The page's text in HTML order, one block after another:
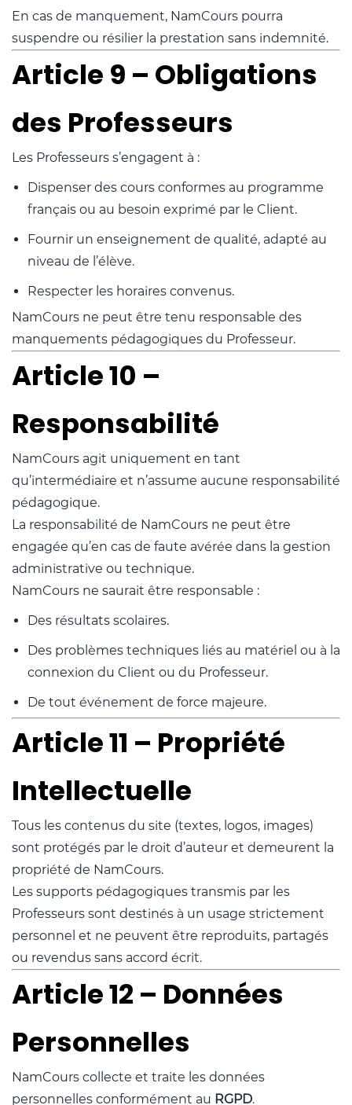
En cas de manquement, NamCours pourra
suspendre ou résilier la prestation sans indemnité.
Article 9 – Obligations
des Professeurs
Les Professeurs s’engagent à :
Dispenser des cours conformes au programme
français ou au besoin exprimé par le Client.
Fournir un enseignement de qualité, adapté au
niveau de l’élève.
Respecter les horaires convenus.
NamCours ne peut être tenu responsable des
manquements pédagogiques du Professeur.
Article 10 –
Responsabilité
NamCours agit uniquement en tant
qu’intermédiaire et n’assume aucune responsabilité
pédagogique.
La responsabilité de NamCours ne peut être
engagée qu’en cas de faute avérée dans la gestion
administrative ou technique.
NamCours ne saurait être responsable :
Des résultats scolaires.
Des problèmes techniques liés au matériel ou à la
connexion du Client ou du Professeur.
De tout événement de force majeure.
Article 11 – Propriété
Intellectuelle
Tous les contenus du site (textes, logos, images)
sont protégés par le droit d’auteur et demeurent la
propriété de NamCours.
Les supports pédagogiques transmis par les
Professeurs sont destinés à un usage strictement
personnel et ne peuvent être reproduits, partagés
ou revendus sans accord écrit.
Article 12 – Données
Personnelles
NamCours collecte et traite les données
personnelles conformément au RGPD.